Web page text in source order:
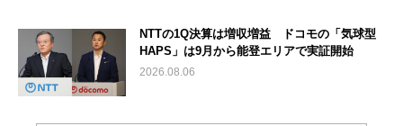
NTTの1Q決算は増収増益 ドコモの「気球型
HAPS」は9月から能登エリアで実証開始
2026.08.06